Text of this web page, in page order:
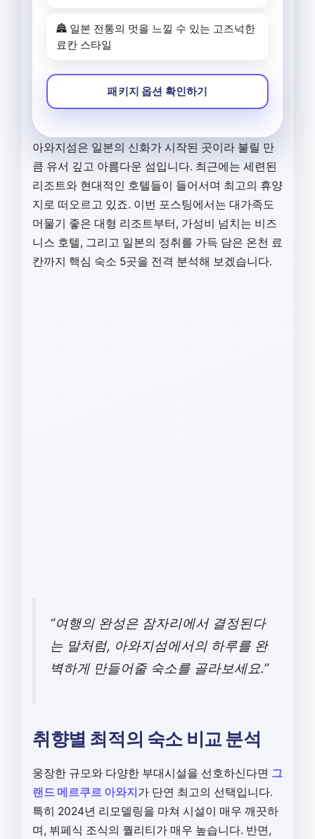
🏯 일본 전통의 멋을 느낄 수 있는 고즈넉한
료칸 스타일
패키지 옵션 확인하기
아와지섬은 일본의 신화가 시작된 곳이라 불릴 만
큼 유서 깊고 아름다운 섬입니다. 최근에는 세련된
리조트와 현대적인 호텔들이 들어서며 최고의 휴양
지로 떠오르고 있죠. 이번 포스팅에서는 대가족도
머물기 좋은 대형 리조트부터, 가성비 넘치는 비즈
니스 호텔, 그리고 일본의 정취를 가득 담은 온천 료
칸까지 핵심 숙소 5곳을 전격 분석해 보겠습니다.
“여행의 완성은 잠자리에서 결정된다
는 말처럼, 아와지섬에서의 하루를 완
벽하게 만들어줄 숙소를 골라보세요.”
취향별 최적의 숙소 비교 분석
웅장한 규모와 다양한 부대시설을 선호하신다면 그
랜드 메르쿠르 아와지가 단연 최고의 선택입니다.
특히 2024년 리모델링을 마쳐 시설이 매우 깨끗하
며, 뷔페식 조식의 퀄리티가 매우 높습니다. 반면,